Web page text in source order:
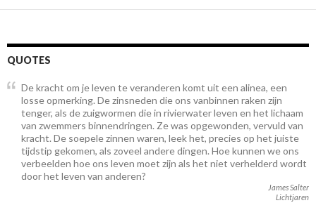
QUOTES
De kracht om je leven te veranderen komt uit een alinea, een
losse opmerking. De zinsneden die ons vanbinnen raken zijn
tenger, als de zuigwormen die in rivierwater leven en het lichaam
van zwemmers binnendringen. Ze was opgewonden, vervuld van
kracht. De soepele zinnen waren, leek het, precies op het juiste
tijdstip gekomen, als zoveel andere dingen. Hoe kunnen we ons
verbeelden hoe ons leven moet zijn als het niet verhelderd wordt
door het leven van anderen?
James Salter
Lichtjaren